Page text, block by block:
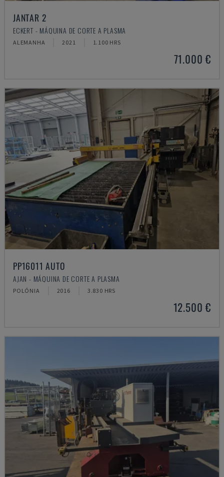
JANTAR 2
ECKERT - MÁQUINA DE CORTE A PLASMA
ALEMANHA 2021 1.100 HRS
71.000 €
PP16011 AUTO
AJAN - MÁQUINA DE CORTE A PLASMA
POLÓNIA 2016 3.830 HRS
12.500 €